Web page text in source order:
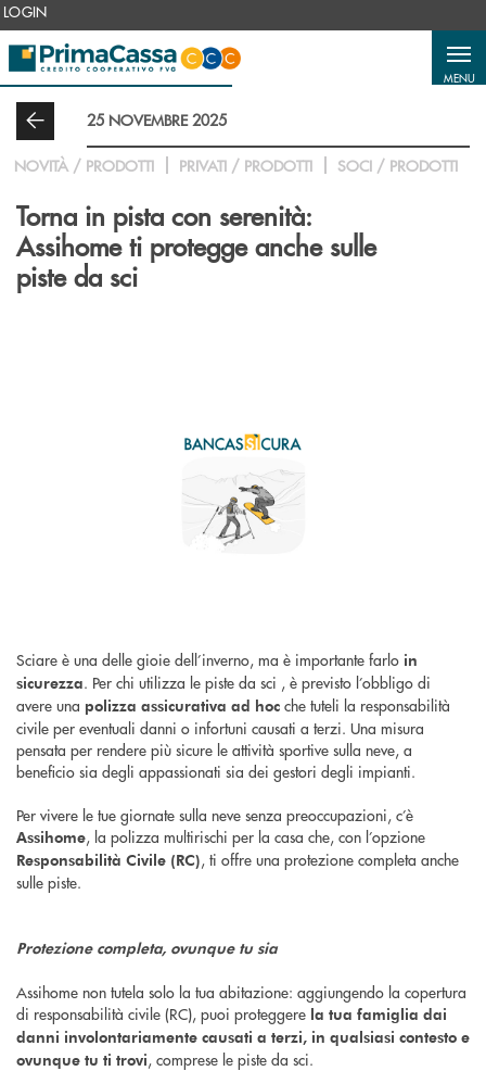
Salta al contenuto principale
LOGIN
MENU
25 NOVEMBRE 2025
NOVITÀ / PRODOTTI PRIVATI / PRODOTTI SOCI / PRODOTTI
Torna in pista con serenità:
Assihome ti protegge anche sulle
piste da sci
Sciare è una delle gioie dell’inverno, ma è importante farlo in
sicurezza. Per chi utilizza le piste da sci , è previsto l’obbligo di
avere una polizza assicurativa ad hoc che tuteli la responsabilità
civile per eventuali danni o infortuni causati a terzi. Una misura
pensata per rendere più sicure le attività sportive sulla neve, a
beneficio sia degli appassionati sia dei gestori degli impianti.
Per vivere le tue giornate sulla neve senza preoccupazioni, c’è
Assihome, la polizza multirischi per la casa che, con l’opzione
Responsabilità Civile (RC), ti offre una protezione completa anche
sulle piste.
Protezione completa, ovunque tu sia
Assihome non tutela solo la tua abitazione: aggiungendo la copertura
di responsabilità civile (RC), puoi proteggere la tua famiglia dai
danni involontariamente causati a terzi, in qualsiasi contesto e
ovunque tu ti trovi, comprese le piste da sci.